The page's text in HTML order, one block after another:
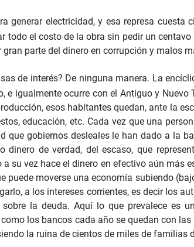
generar electricidad, y esa represa
el costo de la obra sin pedir un
parte del dinero en corrupción y malos
de interés? De ninguna manera. La
e igualmente ocurre con el Antiguo y
esos habitantes quedan, ante la
educación, etc. Cada vez que una
que gobiernos desleales le han dado a la
de verdad, del escaso, que
su vez hace el dinero en efectivo aún más
puede moverse una economía subiendo
a los intereses corrientes, es decir los
la deuda. Aquí lo que prevalece es
los bancos cada año se quedan con
la ruina de cientos de miles de familias